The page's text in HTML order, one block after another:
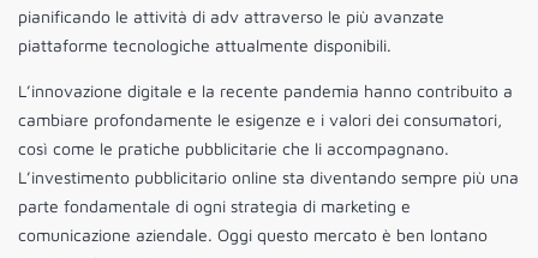
pianificando le attività di adv attraverso le più avanzate
piattaforme tecnologiche attualmente disponibili.
L’innovazione digitale e la recente pandemia hanno contribuito a
cambiare profondamente le esigenze e i valori dei consumatori,
così come le pratiche pubblicitarie che li accompagnano.
L’investimento pubblicitario online sta diventando sempre più una
parte fondamentale di ogni strategia di marketing e
comunicazione aziendale. Oggi questo mercato è ben lontano